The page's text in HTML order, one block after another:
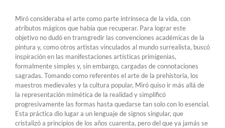
Miró consideraba el arte como parte intrínseca de la vida, con
atributos mágicos que había que recuperar. Para lograr este
objetivo no dudó en transgredir las convenciones académicas de la
pintura y, como otros artistas vinculados al mundo surrealista, buscó
inspiración en las manifestaciones artísticas primigenias,
formalmente simples y, sin embargo, cargadas de connotaciones
sagradas. Tomando como referentes el arte de la prehistoria, los
maestros medievales y la cultura popular, Miró quiso ir más allá de
la representación mimética de la realidad y simplificó
progresivamente las formas hasta quedarse tan solo con lo esencial.
Esta práctica dio lugar a un lenguaje de signos singular, que
cristalizó a principios de los años cuarenta, pero del que ya jamás se